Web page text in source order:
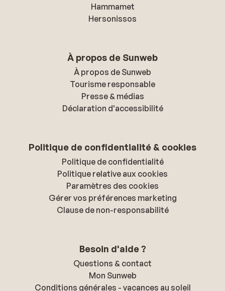
Hammamet
Hersonissos
À propos de Sunweb
À propos de Sunweb
Tourisme responsable
Presse & médias
Déclaration d'accessibilité
Politique de confidentialité & cookies
Politique de confidentialité
Politique relative aux cookies
Paramètres des cookies
Gérer vos préférences marketing
Clause de non-responsabilité
Besoin d'aide ?
Questions & contact
Mon Sunweb
Conditions générales - vacances au soleil